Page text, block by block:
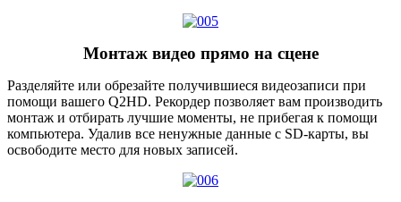
Монтаж видео прямо на сцене
Разделяйте или обрезайте получившиеся видеозаписи при
помощи вашего Q2HD. Рекордер позволяет вам производить
монтаж и отбирать лучшие моменты, не прибегая к помощи
компьютера. Удалив все ненужные данные с SD-карты, вы
освободите место для новых записей.